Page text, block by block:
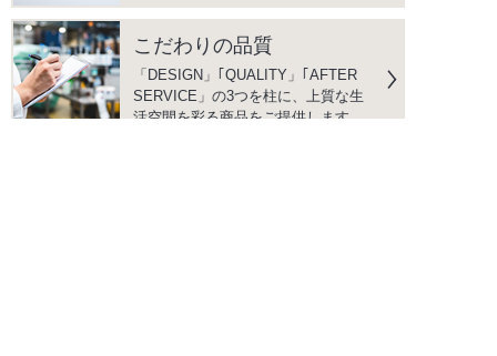
こだわりの品質
「DESIGN」｢QUALITY」｢AFTER
SERVICE」の3つを柱に、上質な生
活空間を彩る商品をご提供します。